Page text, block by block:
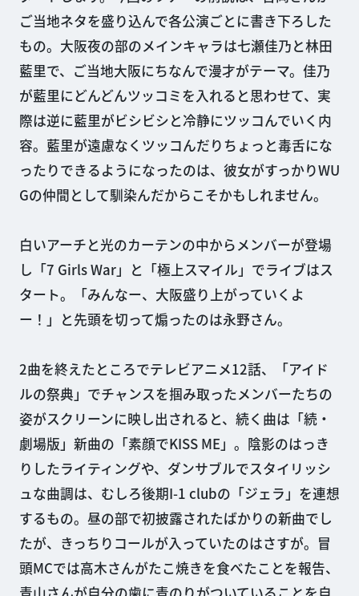
ご当地ネタを盛り込んで各公演ごとに書き下ろした
もの。大阪夜の部のメインキャラは七瀬佳乃と林田
藍里で、ご当地大阪にちなんで漫才がテーマ。佳乃
が藍里にどんどんツッコミを入れると思わせて、実
際は逆に藍里がビシビシと冷静にツッコんでいく内
容。藍里が遠慮なくツッコんだりちょっと毒舌にな
ったりできるようになったのは、彼女がすっかりWU
Gの仲間として馴染んだからこそかもしれません。
白いアーチと光のカーテンの中からメンバーが登場
し「7 Girls War」と「極上スマイル」でライブはス
タート。「みんなー、大阪盛り上がっていくよ
ー！」と先頭を切って煽ったのは永野さん。
2曲を終えたところでテレビアニメ12話、「アイド
ルの祭典」でチャンスを掴み取ったメンバーたちの
姿がスクリーンに映し出されると、続く曲は「続・
劇場版」新曲の「素顔でKISS ME」。陰影のはっき
りしたライティングや、ダンサブルでスタイリッシ
ュな曲調は、むしろ後期I-1 clubの「ジェラ」を連想
するもの。昼の部で初披露されたばかりの新曲でし
たが、きっちりコールが入っていたのはさすが。冒
頭MCでは高木さんがたこ焼きを食べたことを報告、